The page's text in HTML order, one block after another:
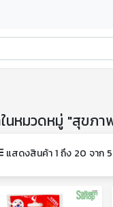
นหมวดหมู่ "สุขภา
แสดงสินค้า 1 ถึง 20 จาก